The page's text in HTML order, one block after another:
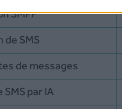
SMPP
de SMS
de messages
par IA